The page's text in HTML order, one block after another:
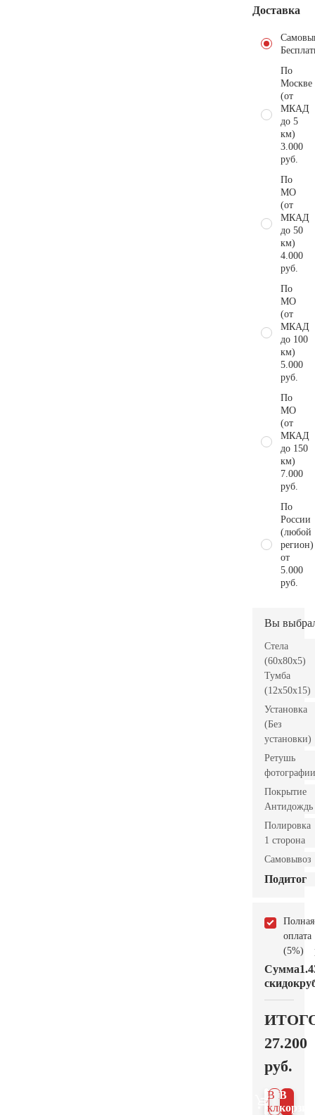
Доставка
По
Москве
(от
МКАД
до 5
км)
3.000
руб.
По
МО
(от
МКАД
до 50
км)
4.000
руб.
По
МО
(от
МКАД
до 100
км)
5.000
руб.
По
МО
(от
МКАД
до 150
км)
7.000
руб.
По
России
(любой
регион)
от
5.000
руб.
Вы
Стела
(60x80x5)
Тумба
(12x50x15)
Установка
(Без
установки)
Ретушь
фотографии
Покрытие
Антидождь
Полировка
1 сторона
Самовывоз
Подитог
Полная
оплата
(5%)
Сумма
скидок
27.200
руб.
В
В 1
клик